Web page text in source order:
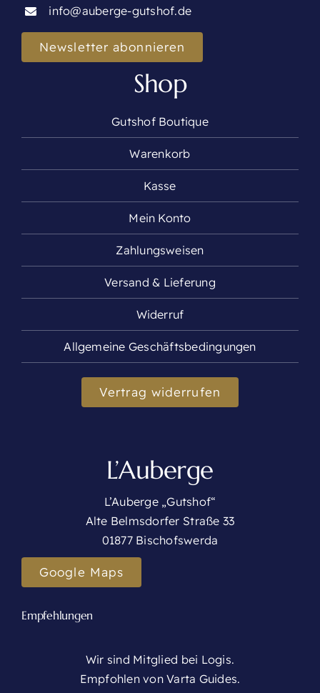
info@auberge-gutshof.de
Newsletter abonnieren
Shop
Gutshof Boutique
Warenkorb
Kasse
Mein Konto
Zahlungsweisen
Versand & Lieferung
Widerruf
Allgemeine Geschäftsbedingungen
Vertrag widerrufen
L’Auberge
L’Auberge „Gutshof“
Alte Belmsdorfer Straße 33
01877 Bischofswerda
Google Maps
Empfehlungen
Wir sind Mitglied bei Logis.
Empfohlen von Varta Guides.